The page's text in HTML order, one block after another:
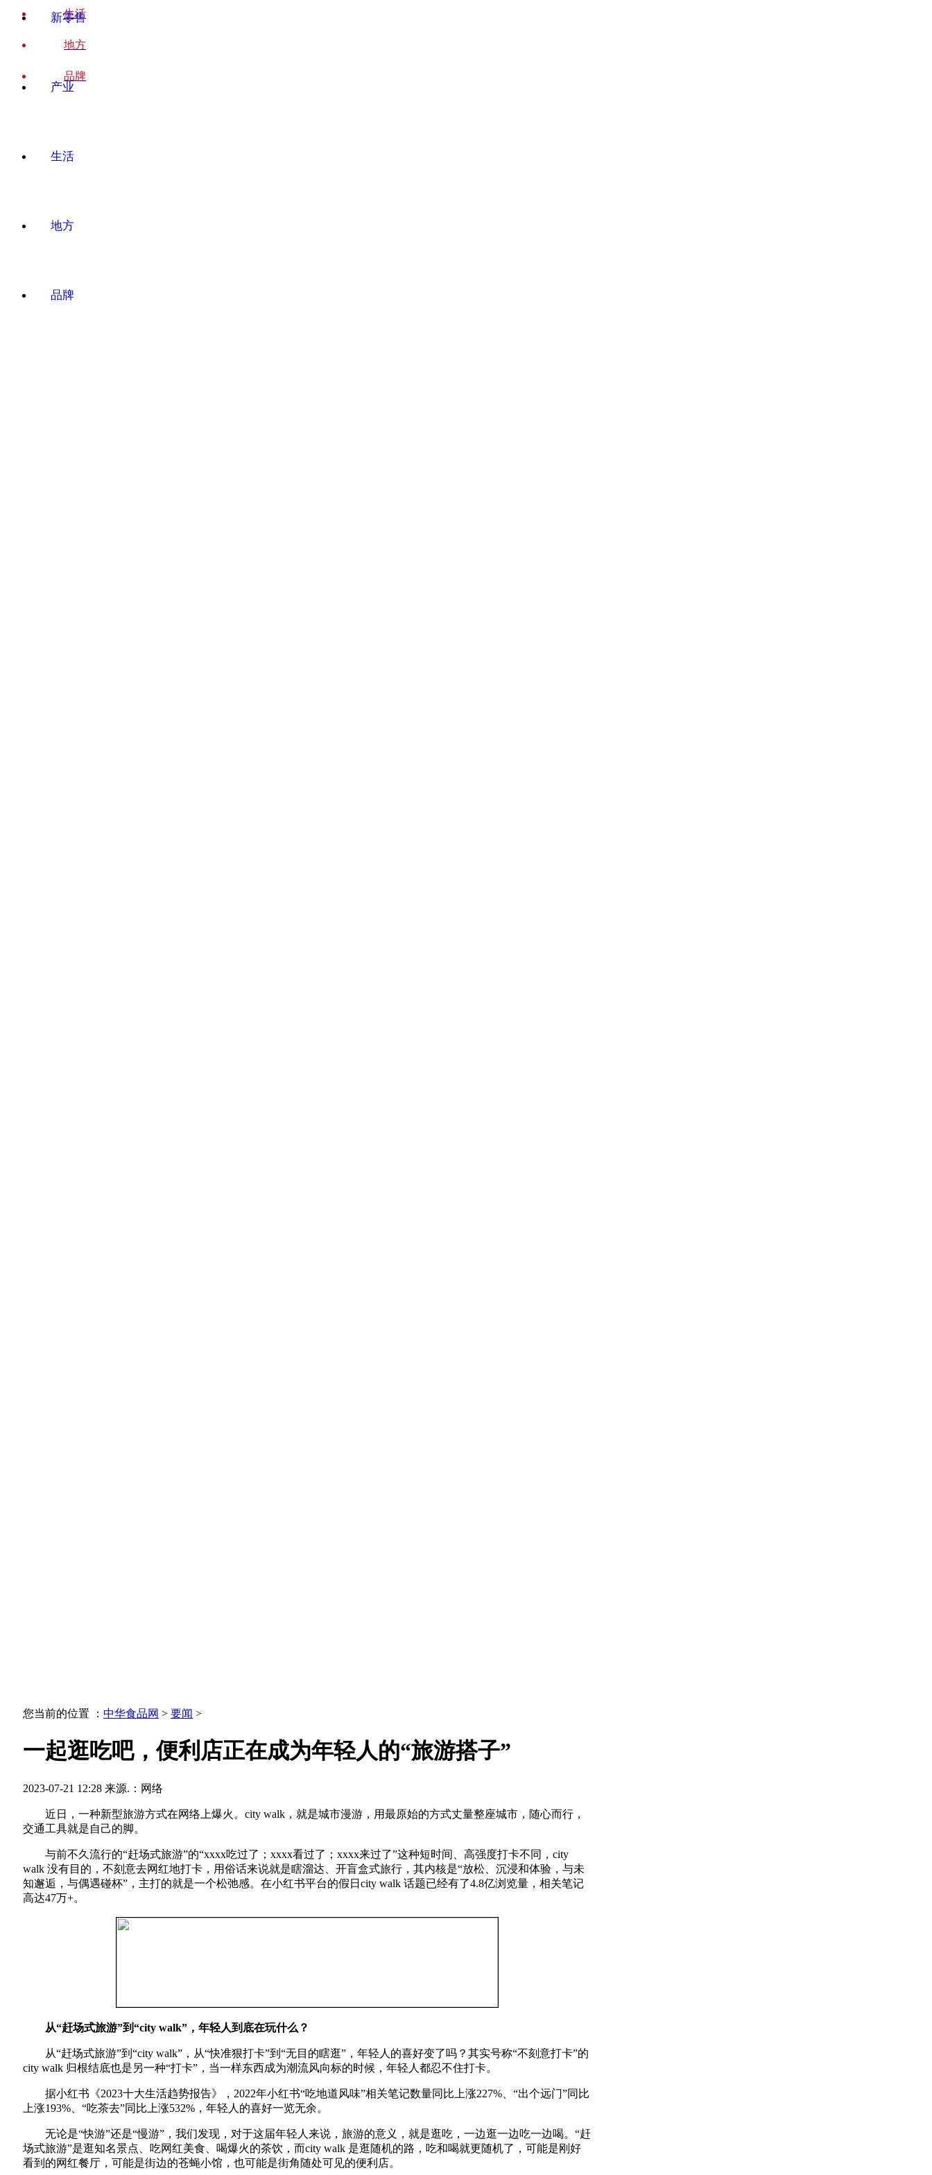
新零售
产业
生活
地方
品牌
生活
地方
品牌
您当前的位置 ： 中华食品网 > 要闻 >
一起逛吃吧，便利店正在成为年轻人的“旅游搭子”
2023-07-21 12:28 来源.：网络
近日，一种新型旅游方式在网络上爆火。city walk，就是城市漫游，用最原始的方式丈量整座城市，随心而行，
交通工具就是自己的脚。
与前不久流行的“赶场式旅游”的“xxxx吃过了；xxxx看过了；xxxx来过了”这种短时间、高强度打卡不同，city
walk 没有目的，不刻意去网红地打卡，用俗话来说就是瞎溜达、开盲盒式旅行，其内核是“放松、沉浸和体验，与未
知邂逅，与偶遇碰杯”，主打的就是一个松弛感。在小红书平台的假日city walk 话题已经有了4.8亿浏览量，相关笔记
高达47万+。
从“赶场式旅游”到“city walk”，年轻人到底在玩什么？
从“赶场式旅游”到“city walk”，从“快准狠打卡”到“无目的瞎逛”，年轻人的喜好变了吗？其实号称“不刻意打卡”的
city walk 归根结底也是另一种“打卡”，当一样东西成为潮流风向标的时候，年轻人都忍不住打卡。
据小红书《2023十大生活趋势报告》，2022年小红书“吃地道风味”相关笔记数量同比上涨227%、“出个远门”同比
上涨193%、“吃茶去”同比上涨532%，年轻人的喜好一览无余。
无论是“快游”还是“慢游”，我们发现，对于这届年轻人来说，旅游的意义，就是逛吃，一边逛一边吃一边喝。“赶
场式旅游”是逛知名景点、吃网红美食、喝爆火的茶饮，而city walk 是逛随机的路，吃和喝就更随机了，可能是刚好
看到的网红餐厅，可能是街边的苍蝇小馆，也可能是街角随处可见的便利店。